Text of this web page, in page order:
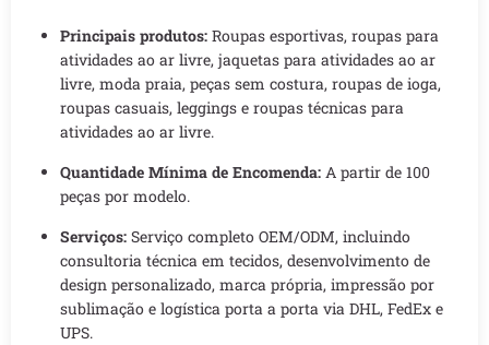
Principais produtos: Roupas esportivas, roupas para
atividades ao ar livre, jaquetas para atividades ao ar
livre, moda praia, peças sem costura, roupas de ioga,
roupas casuais, leggings e roupas técnicas para
atividades ao ar livre.
Quantidade Mínima de Encomenda: A partir de 100
peças por modelo.
Serviços: Serviço completo OEM/ODM, incluindo
consultoria técnica em tecidos, desenvolvimento de
design personalizado, marca própria, impressão por
sublimação e logística porta a porta via DHL, FedEx e
UPS.